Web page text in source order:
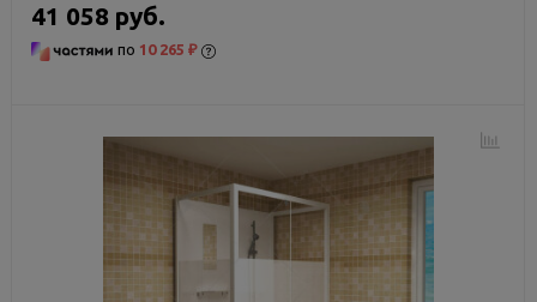
41 058 руб.
по 10 265 ₽